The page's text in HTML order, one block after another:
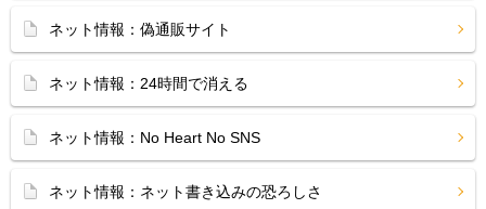
ネット情報：偽通販サイト
ネット情報：24時間で消える
ネット情報：No Heart No SNS
ネット情報：ネット書き込みの恐ろしさ